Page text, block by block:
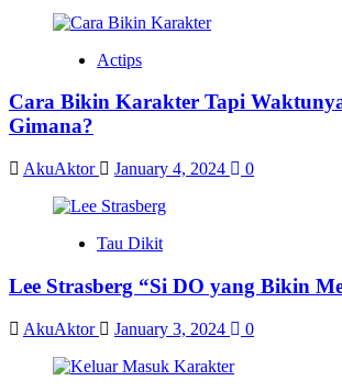
Actips
Cara Bikin Karakter Tapi
Gimana?
AkuAktor January 4, 2024 0
Tau Dikit
Lee Strasberg “Si DO yang Bikin
AkuAktor January 3, 2024 0